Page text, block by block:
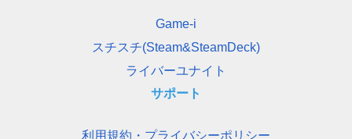
Game-i
スチスチ(Steam&SteamDeck)
ライバーユナイト
サポート
利用規約・プライバシーポリシー